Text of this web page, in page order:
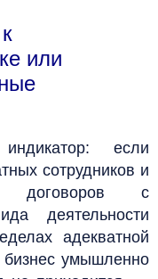
или
если
сотрудников и
договоров с
деятельности
адекватной
бизнес умышленно